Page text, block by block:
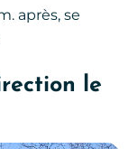
après, se
le